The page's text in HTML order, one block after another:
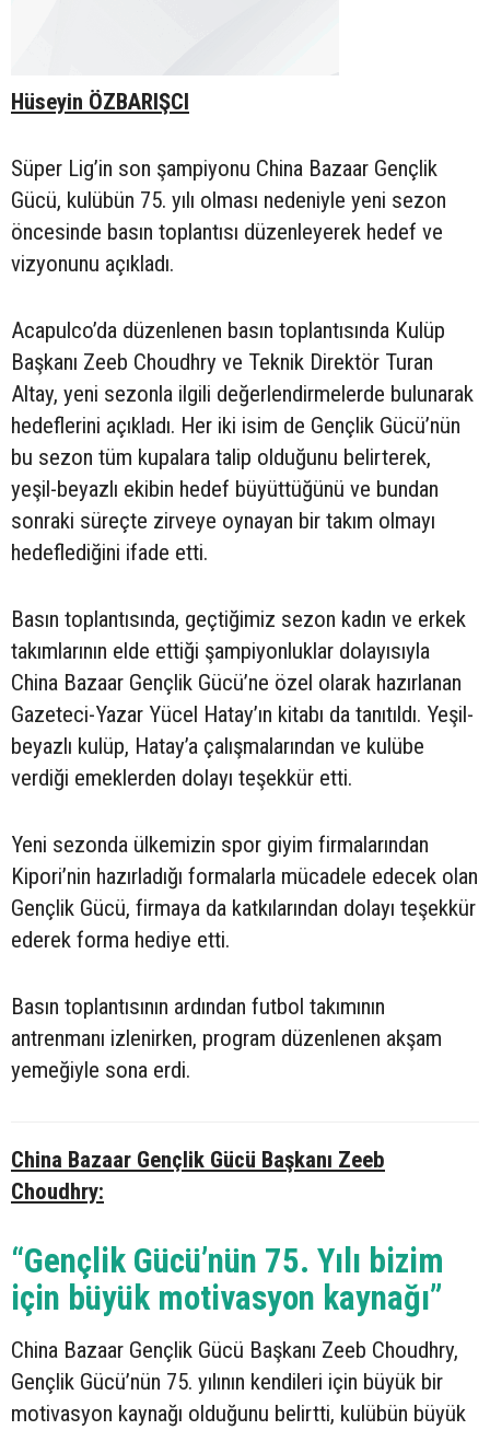
Hüseyin ÖZBARIŞCI
Süper Lig’in son şampiyonu China Bazaar Gençlik
Gücü, kulübün 75. yılı olması nedeniyle yeni sezon
öncesinde basın toplantısı düzenleyerek hedef ve
vizyonunu açıkladı.
Acapulco’da düzenlenen basın toplantısında Kulüp
Başkanı Zeeb Choudhry ve Teknik Direktör Turan
Altay, yeni sezonla ilgili değerlendirmelerde bulunarak
hedeflerini açıkladı. Her iki isim de Gençlik Gücü’nün
bu sezon tüm kupalara talip olduğunu belirterek,
yeşil-beyazlı ekibin hedef büyüttüğünü ve bundan
sonraki süreçte zirveye oynayan bir takım olmayı
hedeflediğini ifade etti.
Basın toplantısında, geçtiğimiz sezon kadın ve erkek
takımlarının elde ettiği şampiyonluklar dolayısıyla
China Bazaar Gençlik Gücü’ne özel olarak hazırlanan
Gazeteci-Yazar Yücel Hatay’ın kitabı da tanıtıldı. Yeşil-
beyazlı kulüp, Hatay’a çalışmalarından ve kulübe
verdiği emeklerden dolayı teşekkür etti.
Yeni sezonda ülkemizin spor giyim firmalarından
Kipori’nin hazırladığı formalarla mücadele edecek olan
Gençlik Gücü, firmaya da katkılarından dolayı teşekkür
ederek forma hediye etti.
Basın toplantısının ardından futbol takımının
antrenmanı izlenirken, program düzenlenen akşam
yemeğiyle sona erdi.
China Bazaar Gençlik Gücü Başkanı Zeeb
Choudhry:
“Gençlik Gücü’nün 75. Yılı bizim
için büyük motivasyon kaynağı”
China Bazaar Gençlik Gücü Başkanı Zeeb Choudhry,
Gençlik Gücü’nün 75. yılının kendileri için büyük bir
motivasyon kaynağı olduğunu belirtti, kulübün büyük